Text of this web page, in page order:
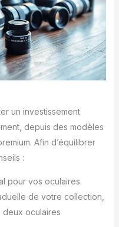
un investissement
depuis des modèles
Afin d’équilibrer
:
pour vos oculaires.
de votre collection,
deux oculaires